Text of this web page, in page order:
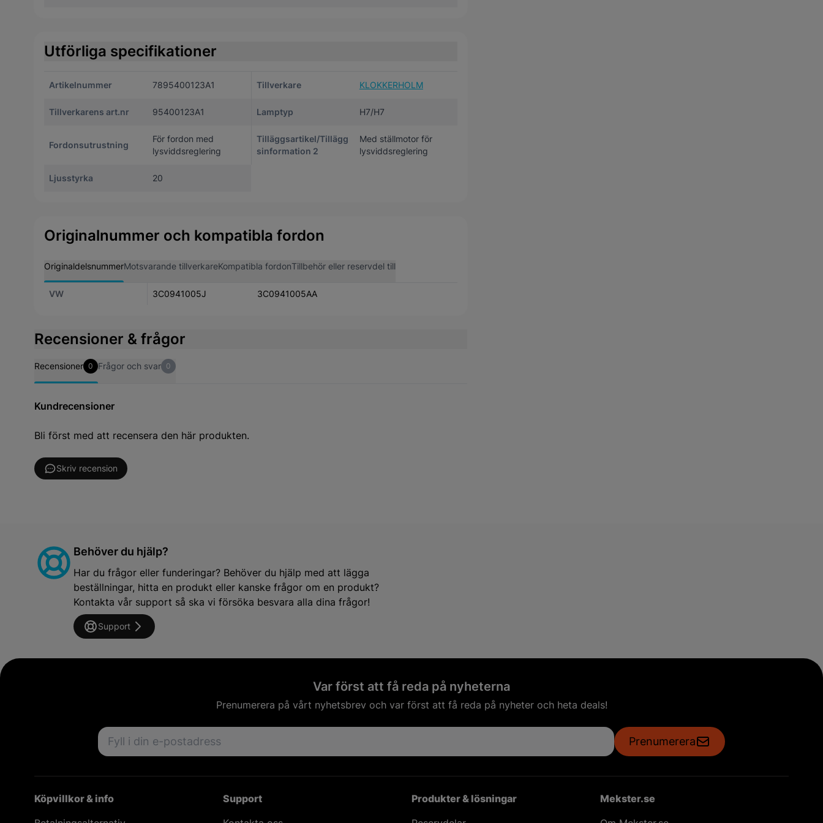
Utförliga specifikationer
Artikelnummer 7895400123A1 Tillverkare KLOKKERHOLM
Tillverkarens art.nr 95400123A1 Lamptyp H7/H7
Fordonsutrustning
För fordon med
lysviddsreglering
Tilläggsartikel/Tillägg
sinformation 2
Med ställmotor för
lysviddsreglering
Ljusstyrka 20
Originalnummer och kompatibla fordon
OriginaldelsnummerMotsvarande tillverkareKompatibla fordonTillbehör eller reservdel till
VW 3C0941005J 3C0941005AA
Recensioner & frågor
Recensioner 0 Frågor och svar 0
Kundrecensioner
Bli först med att recensera den här produkten.
Skriv recension
Behöver du hjälp?
Har du frågor eller funderingar? Behöver du hjälp med att lägga
beställningar, hitta en produkt eller kanske frågor om en produkt?
Kontakta vår support så ska vi försöka besvara alla dina frågor!
Support
Var först att få reda på nyheterna
Prenumerera på vårt nyhetsbrev och var först att få reda på nyheter och heta deals!
Email address
Prenumerera
Köpvillkor & info
Support
Produkter & lösningar
Mekster.se